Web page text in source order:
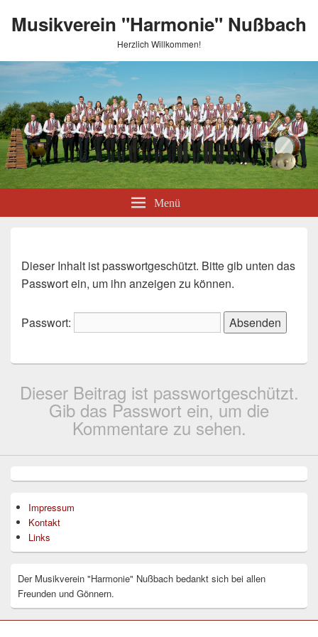
Musikverein "Harmonie" Nußbach
Herzlich Willkommen!
Menü
Dieser Inhalt ist passwortgeschützt. Bitte gib unten das
Passwort ein, um ihn anzeigen zu können.
Passwort:
Dieser Beitrag ist passwortgeschützt.
Gib das Passwort ein, um die
Kommentare zu sehen.
Impressum
Kontakt
Links
Der Musikverein "Harmonie" Nußbach bedankt sich bei allen
Freunden und Gönnern.